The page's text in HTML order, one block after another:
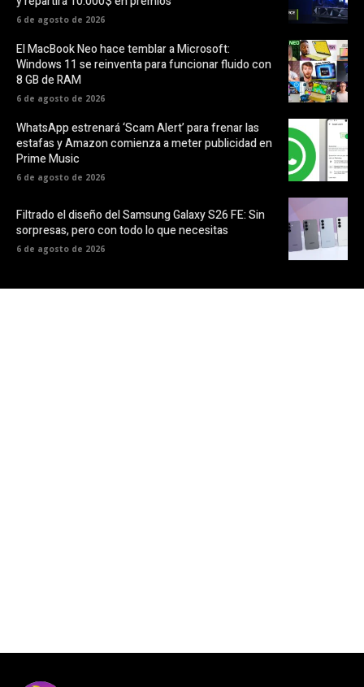
6 de agosto de 2026
El MacBook Neo hace temblar a Microsoft:
Windows 11 se reinventa para funcionar fluido con
8 GB de RAM
6 de agosto de 2026
WhatsApp estrenará ‘Scam Alert’ para frenar las
estafas y Amazon comienza a meter publicidad en
Prime Music
6 de agosto de 2026
Filtrado el diseño del Samsung Galaxy S26 FE: Sin
sorpresas, pero con todo lo que necesitas
6 de agosto de 2026